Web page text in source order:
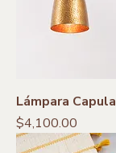
Lámpara Capula
Precio
$4,100.00